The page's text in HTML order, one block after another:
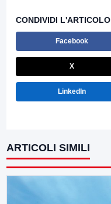
CONDIVIDI L'ARTICOLO
Facebook
X
LinkedIn
ARTICOLI SIMILI